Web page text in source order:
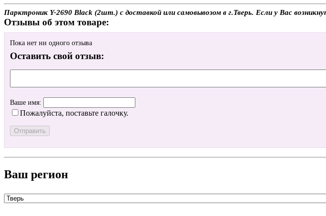
Парктроник Y-2690 Black (2шт.) с доставкой или самовывозом в г.Тверь. Если у Вас
Отзывы об этом товаре:
Пока нет ни одного отзыва
Оставить свой отзыв:
Ваше имя:
Пожалуйста, поставьте галочку.
Ваш регион